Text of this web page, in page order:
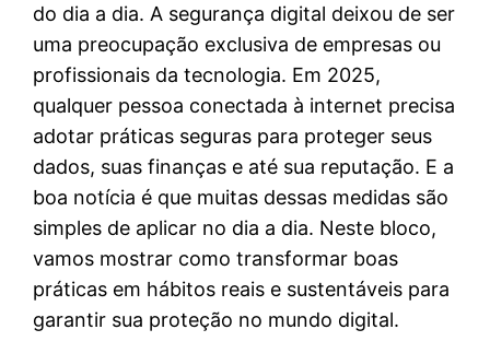
do dia a dia. A segurança digital deixou de ser
uma preocupação exclusiva de empresas ou
profissionais da tecnologia. Em 2025,
qualquer pessoa conectada à internet precisa
adotar práticas seguras para proteger seus
dados, suas finanças e até sua reputação. E a
boa notícia é que muitas dessas medidas são
simples de aplicar no dia a dia. Neste bloco,
vamos mostrar como transformar boas
práticas em hábitos reais e sustentáveis para
garantir sua proteção no mundo digital.